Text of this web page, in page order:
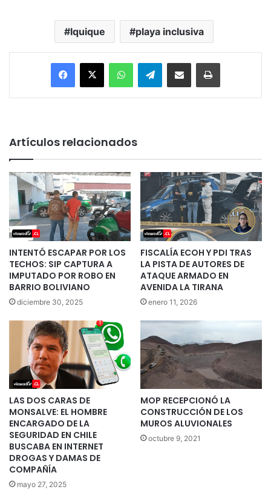
Iquique playa inclusiva
Facebook
X WhatsAppTelegramEnviar vía email Imprimir
Artículos relacionados
INTENTÓ ESCAPAR POR LOS
TECHOS: SIP CAPTURA A
IMPUTADO POR ROBO EN
BARRIO BOLIVIANO
diciembre 30, 2025
FISCALÍA ECOH Y PDI TRAS
LA PISTA DE AUTORES DE
ATAQUE ARMADO EN
AVENIDA LA TIRANA
enero 11, 2026
LAS DOS CARAS DE
MONSALVE: EL HOMBRE
ENCARGADO DE LA
SEGURIDAD EN CHILE
BUSCABA EN INTERNET
DROGAS Y DAMAS DE
COMPAÑÍA
mayo 27, 2025
MOP RECEPCIONÓ LA
CONSTRUCCIÓN DE LOS
MUROS ALUVIONALES
octubre 9, 2021